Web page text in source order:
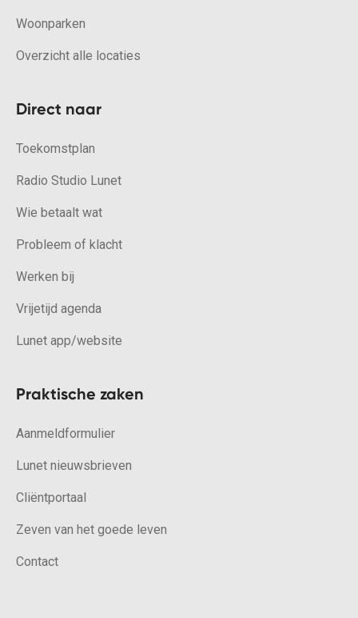
Woonparken
Overzicht alle locaties
Direct naar
Toekomstplan
Radio Studio Lunet
Wie betaalt wat
Probleem of klacht
Werken bij
Vrijetijd agenda
Lunet app/website
Praktische zaken
Aanmeldformulier
Lunet nieuwsbrieven
Cliëntportaal
Zeven van het goede leven
Contact